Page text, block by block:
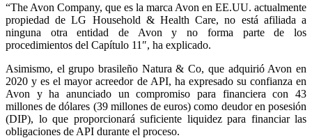
“The Avon Company, que es la marca Avon en EE.UU. actualmente
propiedad de LG Household & Health Care, no está afiliada a
ninguna otra entidad de Avon y no forma parte de los
procedimientos del Capítulo 11″, ha explicado.
Asimismo, el grupo brasileño Natura & Co, que adquirió Avon en
2020 y es el mayor acreedor de API, ha expresado su confianza en
Avon y ha anunciado un compromiso para financiera con 43
millones de dólares (39 millones de euros) como deudor en posesión
(DIP), lo que proporcionará suficiente liquidez para financiar las
obligaciones de API durante el proceso.